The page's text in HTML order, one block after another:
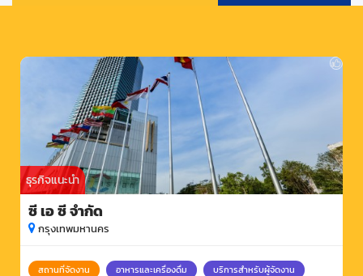
ธุรกิจแนะนำ
ซี เอ ซี จำกัด
กรุงเทพมหานคร
สถานที่จัดงาน อาหารและเครื่องดื่ม บริการสำหรับผู้จัดงาน